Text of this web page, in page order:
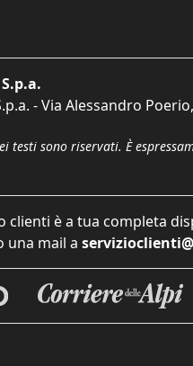
- Via Alessandro Poerio,
testi sono riservati. È
clienti è a tua completa
una mail a